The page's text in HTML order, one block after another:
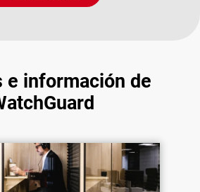
e información de